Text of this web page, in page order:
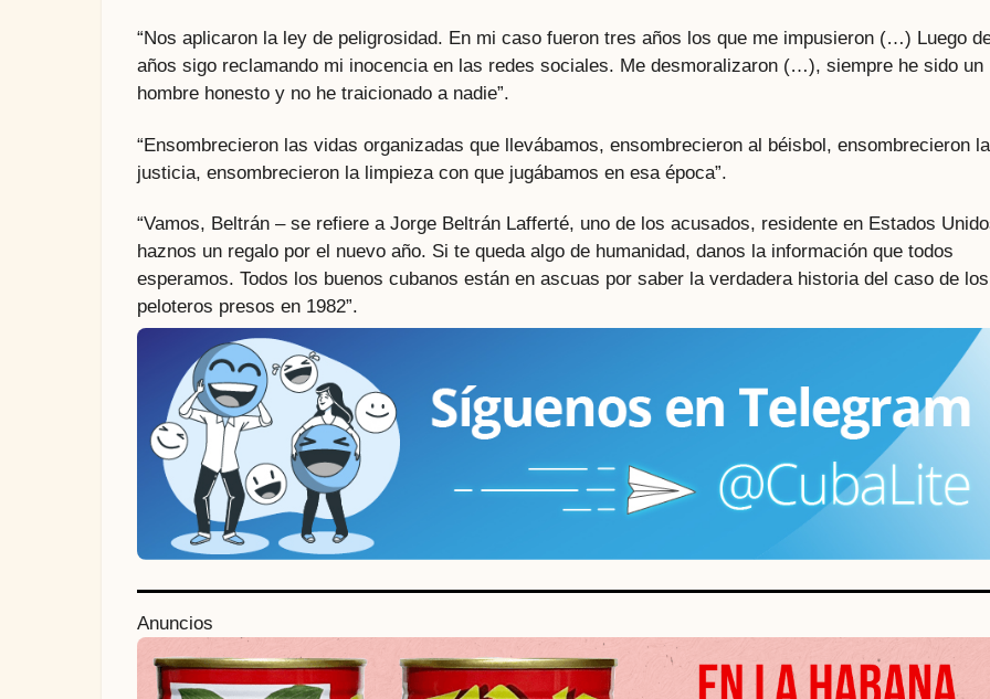
“Nos aplicaron la ley de peligrosidad. En mi caso fueron tres años los que me impusieron (…) Luego
años sigo reclamando mi inocencia en las redes sociales. Me desmoralizaron (…), siempre he sido un
hombre honesto y no he traicionado a nadie”.
“Ensombrecieron las vidas organizadas que llevábamos, ensombrecieron al béisbol, ensombrecieron la
justicia, ensombrecieron la limpieza con que jugábamos en esa época”.
“Vamos, Beltrán – se refiere a Jorge Beltrán Lafferté, uno de los acusados, residente en Estados
haznos un regalo por el nuevo año. Si te queda algo de humanidad, danos la información que todos
esperamos. Todos los buenos cubanos están en ascuas por saber la verdadera historia del caso de los
peloteros presos en 1982”.
Anuncios
P
o